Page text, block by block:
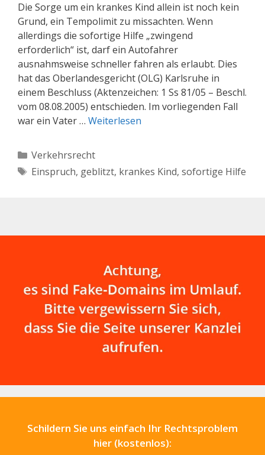
Die Sorge um ein krankes Kind allein ist noch kein
Grund, ein Tempolimit zu missachten. Wenn
allerdings die sofortige Hilfe „zwingend
erforderlich“ ist, darf ein Autofahrer
ausnahmsweise schneller fahren als erlaubt. Dies
hat das Oberlandesgericht (OLG) Karlsruhe in
einem Beschluss (Aktenzeichen: 1 Ss 81/05 – Beschl.
vom 08.08.2005) entschieden. Im vorliegenden Fall
war ein Vater … Weiterlesen
Kategorien
Verkehrsrecht
Schlagwörter
Einspruch, geblitzt, krankes Kind, sofortige Hilfe
Schildern Sie uns einfach Ihr Rechtsproblem
hier (kostenlos):